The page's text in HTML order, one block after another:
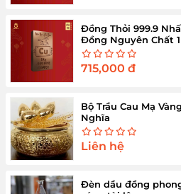
Đồng Thỏi 999.9
Đồng Nguyên Chất
715,000 đ
Bộ Trầu Cau Mạ
Nghĩa
Liên hệ
Đèn dầu đồng